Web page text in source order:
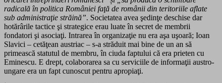
radicală în politica României faţă de românii din teritoriile aflate
sub administraţie străină”. Societatea avea şedinţe deschise dar
hotărârile tactice şi strategice erau luate în secret de membrii
fondatori şi asociaţi. Intrarea în organizaţie nu era aşa uşoară; Ioan
Slavici – cetăţean austriac – s-a străduit mai bine de un an să
primească statutul de membru, în ciuda faptului că era prieten cu
Eminescu. E drept, colaborarea sa cu serviciile de informaţii austro-
ungare era un fapt cunoscut pentru apropiaţi.